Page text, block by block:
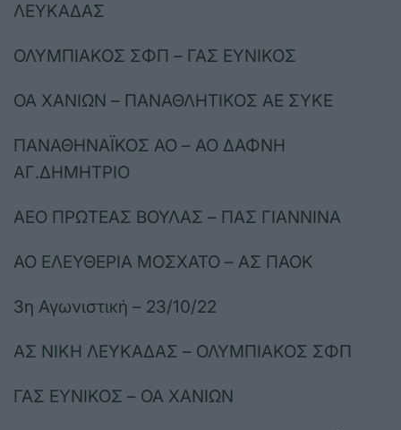
ΛΕΥΚΑΔΑΣ
ΟΛΥΜΠΙΑΚΟΣ ΣΦΠ – ΓΑΣ ΕΥΝΙΚΟΣ
ΟΑ ΧΑΝΙΩΝ – ΠΑΝΑΘΛΗΤΙΚΟΣ ΑΕ ΣΥΚΕ
ΠΑΝΑΘΗΝΑΪΚΟΣ ΑΟ – ΑΟ ΔΑΦΝΗ
ΑΓ.ΔΗΜΗΤΡΙΟ
ΑΕΟ ΠΡΩΤΕΑΣ ΒΟΥΛΑΣ – ΠΑΣ ΓΙΑΝΝΙΝΑ
ΑΟ ΕΛΕΥΘΕΡΙΑ ΜΟΣΧΑΤΟ – ΑΣ ΠΑΟΚ
3η Αγωνιστική – 23/10/22
ΑΣ ΝΙΚΗ ΛΕΥΚΑΔΑΣ – ΟΛΥΜΠΙΑΚΟΣ ΣΦΠ
ΓΑΣ ΕΥΝΙΚΟΣ – ΟΑ ΧΑΝΙΩΝ